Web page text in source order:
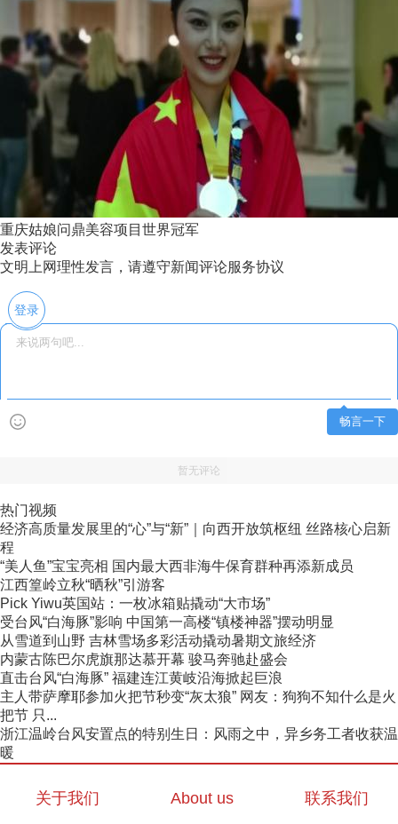
重庆姑娘问鼎美容项目世界冠军
发表评论
文明上网理性发言，请遵守新闻评论服务协议
登录
畅言一下
暂无评论
热门视频
经济高质量发展里的“心”与“新”｜向西开放筑枢纽 丝路核心启新
程
“美人鱼”宝宝亮相 国内最大西非海牛保育群种再添新成员
江西篁岭立秋“晒秋”引游客
Pick Yiwu英国站：一枚冰箱贴撬动“大市场”
受台风“白海豚”影响 中国第一高楼“镇楼神器”摆动明显
从雪道到山野 吉林雪场多彩活动撬动暑期文旅经济
内蒙古陈巴尔虎旗那达慕开幕 骏马奔驰赴盛会
直击台风“白海豚” 福建连江黄岐沿海掀起巨浪
主人带萨摩耶参加火把节秒变“灰太狼” 网友：狗狗不知什么是火
把节 只...
浙江温岭台风安置点的特别生日：风雨之中，异乡务工者收获温
暖
关于我们 About us 联系我们